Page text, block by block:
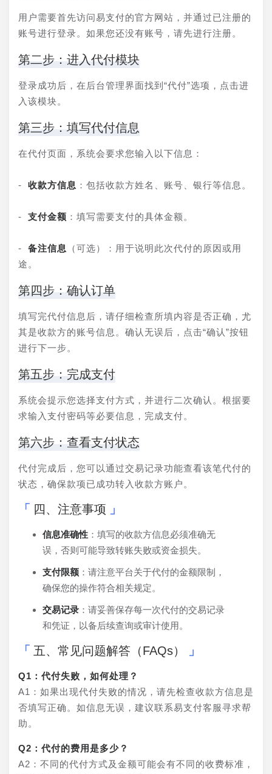
用户需要首先访问易支付的官方网站，并通过已注册的
账号进行登录。如果您还没有账号，请先进行注册。
第二步：进入代付模块
登录成功后，在后台管理界面找到“代付”选项，点击进
入该模块。
第三步：填写代付信息
在代付页面，系统会要求您输入以下信息：
- 收款方信息 ：包括收款方姓名、账号、银行等信息。
- 支付金额 ：填写需要支付的具体金额。
- 备注信息
（可选）：用于说明此次代付的原因或用
途。
第四步：确认订单
填写完代付信息后，请仔细检查所填内容是否正确，尤
其是收款方的账号信息。确认无误后，点击“确认”按钮
进行下一步。
第五步：完成支付
系统会提示您选择支付方式，并进行二次确认。根据要
求输入支付密码等必要信息，完成支付。
第六步：查看支付状态
代付完成后，您可以通过交易记录功能查看该笔代付的
状态，确保款项已成功转入收款方账户。
四、注意事项
信息准确性 ：填写的收款方信息必须准确无
误，否则可能导致转账失败或资金损失。
支付限额 ：请注意平台关于代付的金额限制，
确保您的操作符合相关规定。
交易记录 ：请妥善保存每一次代付的交易记录
和凭证，以备后续查询或审计使用。
五、常见问题解答（FAQs）
Q1：代付失败，如何处理？
A1：如果出现代付失败的情况，请先检查收款方信息是
否填写正确。如信息无误，建议联系易支付客服寻求帮
助。
Q2：代付的费用是多少？
A2：不同的代付方式及金额可能会有不同的收费标准，